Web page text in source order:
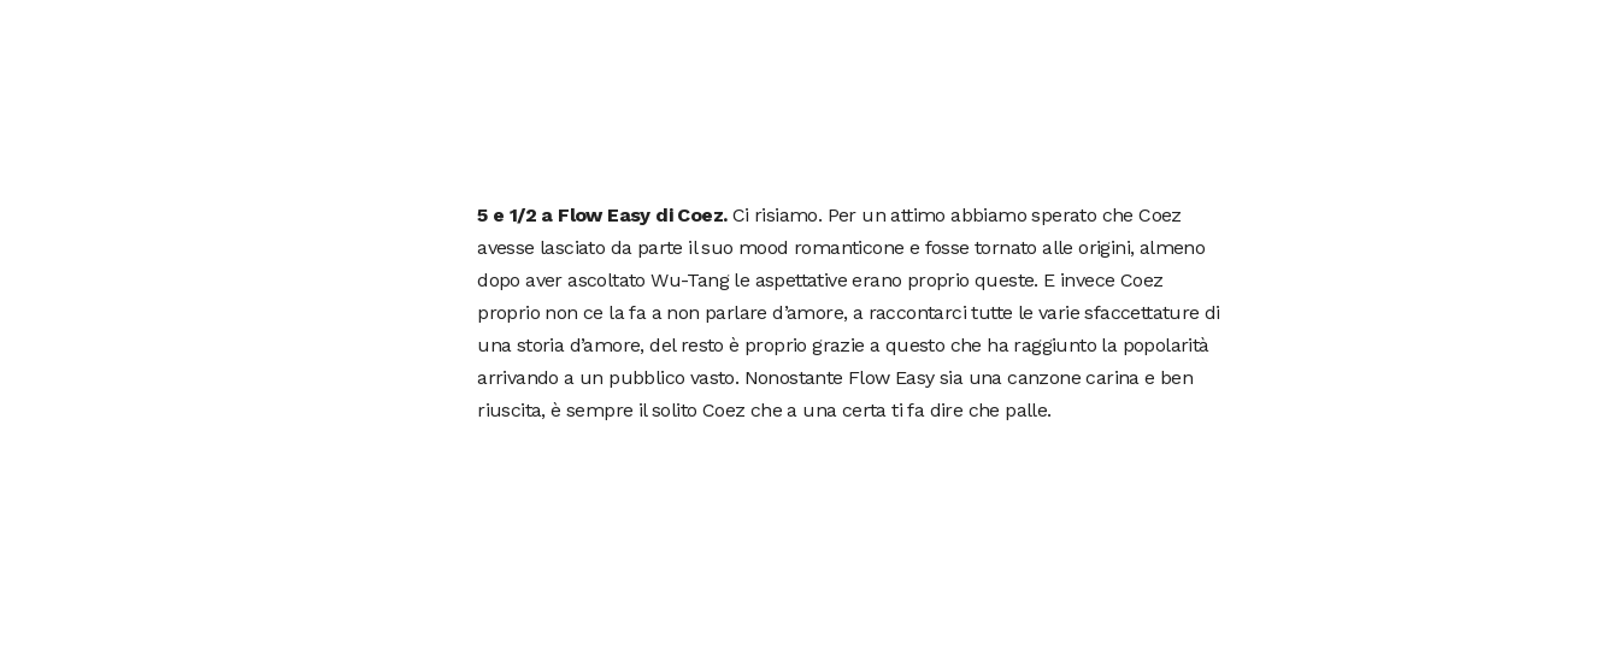
5 e 1/2 a Flow Easy di Coez. Ci risiamo. Per un attimo abbiamo sperato che Coez
avesse lasciato da parte il suo mood romanticone e fosse tornato alle origini, almeno
dopo aver ascoltato Wu-Tang le aspettative erano proprio queste. E invece Coez
proprio non ce la fa a non parlare d’amore, a raccontarci tutte le varie sfaccettature di
una storia d’amore, del resto è proprio grazie a questo che ha raggiunto la popolarità
arrivando a un pubblico vasto. Nonostante Flow Easy sia una canzone carina e ben
riuscita, è sempre il solito Coez che a una certa ti fa dire che palle.